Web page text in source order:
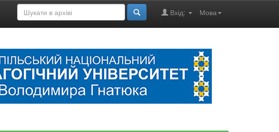
Мова
Вхід: